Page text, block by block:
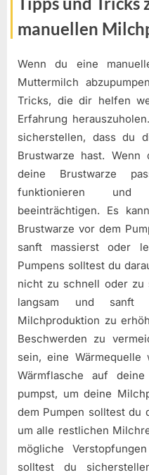
manuellen
Wenn du eine
Muttermilch
Tricks, die dir helfen
Erfahrung
sicherstellen, dass du
Brustwarze hast.
deine Brustwarze
funktionieren und
beeinträchtigen. Es
Brustwarze vor dem
sanft massierst oder
Pumpens solltest du
nicht zu schnell oder zu
langsam und
Milchproduktion zu
Beschwerden zu
sein, eine
Wärmflasche auf
pumpst, um deine
dem Pumpen solltest du
um alle restlichen
mögliche
solltest du